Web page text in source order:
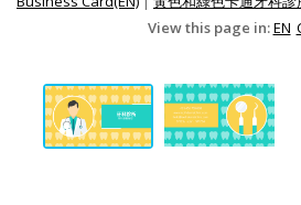
View this page in:EN